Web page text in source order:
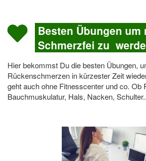
Besten Übungen um
Schmerzfei zu
Hier bekommst Du die besten Übungen,
Rückenschmerzen in kürzester Zeit
geht auch ohne Fitnesscenter und co. Ob
Bauchmuskulatur, Hals, Nacken,